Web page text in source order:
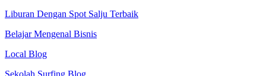
Liburan Dengan Spot Salju Terbaik
Belajar Mengenal Bisnis
Local Blog
Sekolah Surfing Blog